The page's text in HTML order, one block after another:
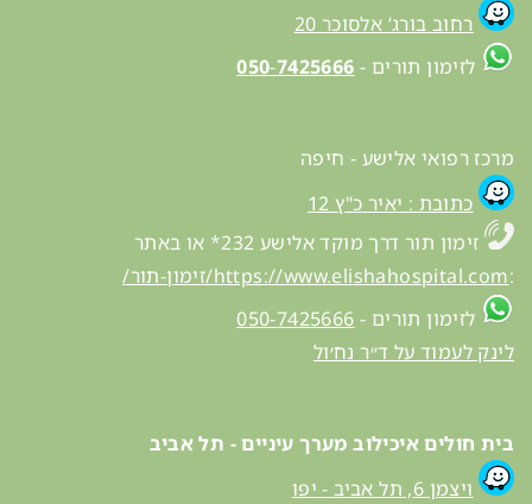
רחוב בורג’ אלסוכר 20
לזימון תורים -
050-7425666
מרכז רפואי אלישע - חיפה
כתובת : יאיר כ"ץ 12
זימון תור דרך מוקד אלישע 232* או באתר
:https://www.elishahospital.com/זימון-תור/
לזימון תורים - 050-7425666
לינק לעמוד על ד״ר נח׳ול
בית חולים איכילוב מערך עיניים - תל אביב
ויצמן 6, תל
אביב- יפו